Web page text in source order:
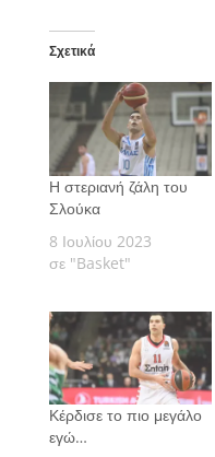
Σχετικά
Η στεριανή ζάλη του
Σλούκα
8 Ιουλίου 2023
σε "Basket"
Κέρδισε το πιο μεγάλο
εγώ…